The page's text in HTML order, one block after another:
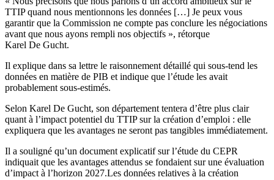
TTIP quand nous mentionnons les données […] Je peux vous
garantir que la Commission ne compte pas conclure les négociations
avant que nous ayons rempli nos objectifs », rétorque
Karel De Gucht.
Il explique dans sa lettre le raisonnement détaillé qui sous-tend les
données en matière de PIB et indique que l’étude les avait
probablement sous-estimés.
Selon Karel De Gucht, son département tentera d’être plus clair
quant à l’impact potentiel du TTIP sur la création d’emploi : elle
expliquera que les avantages ne seront pas tangibles immédiatement.
Il a souligné qu’un document explicatif sur l’étude du CEPR
indiquait que les avantages attendus se fondaient sur une évaluation
d’impact à l’horizon 2027.Les données relatives à la création